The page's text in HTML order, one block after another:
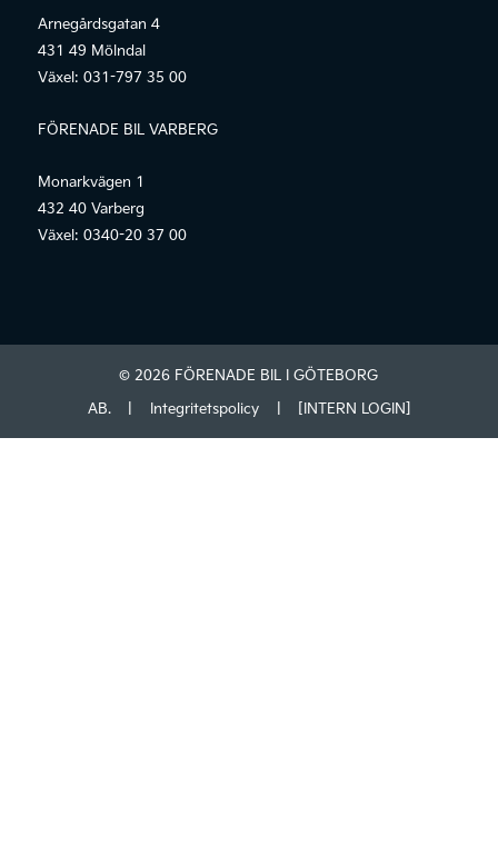
Arnegårdsgatan 4
431 49 Mölndal
Växel: 031-797 35 00
FÖRENADE BIL VARBERG
Monarkvägen 1
432 40 Varberg
Växel: 0340-20 37 00
© 2026 FÖRENADE BIL I GÖTEBORG
AB.
| Integritetspolicy | [INTERN LOGIN]